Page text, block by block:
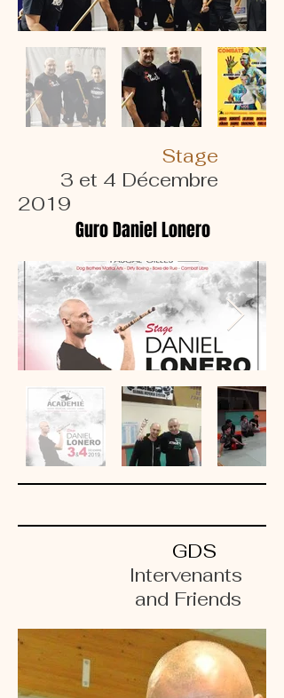
Stage
3 et 4 Décembre
2019
Guro Daniel Lonero
GDS
Intervenants
and Friends